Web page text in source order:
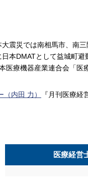
災では南相馬市、南三
DMATとして益城町避
療機器産業連合会「医
内田 力） 『月刊医療経
医療経営